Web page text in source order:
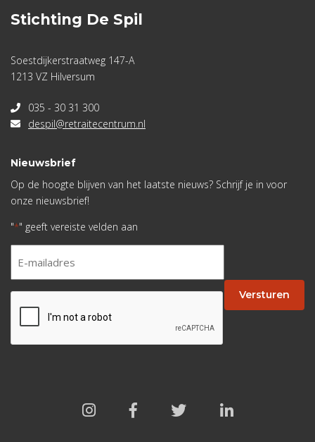
Stichting De Spil
Soestdijkerstraatweg 147-A
1213 VZ Hilversum
035 - 30 31 300
despil@retraitecentrum.nl
Nieuwsbrief
Op de hoogte blijven van het laatste nieuws? Schrijf je in voor
onze nieuwsbrief!
"*" geeft vereiste velden aan
* Versturen